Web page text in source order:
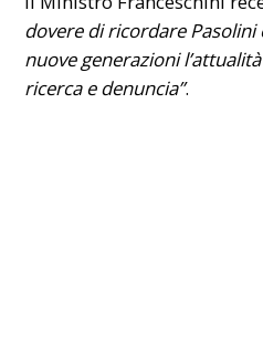
dovere di ricordare
nuove generazioni
ricerca e denuncia”.